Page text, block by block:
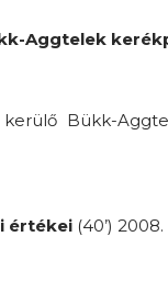
Aggtelek
Bükk-
értékei (40’) 2008.